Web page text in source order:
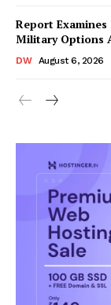
Report
Military Options
DW August 6, 2026